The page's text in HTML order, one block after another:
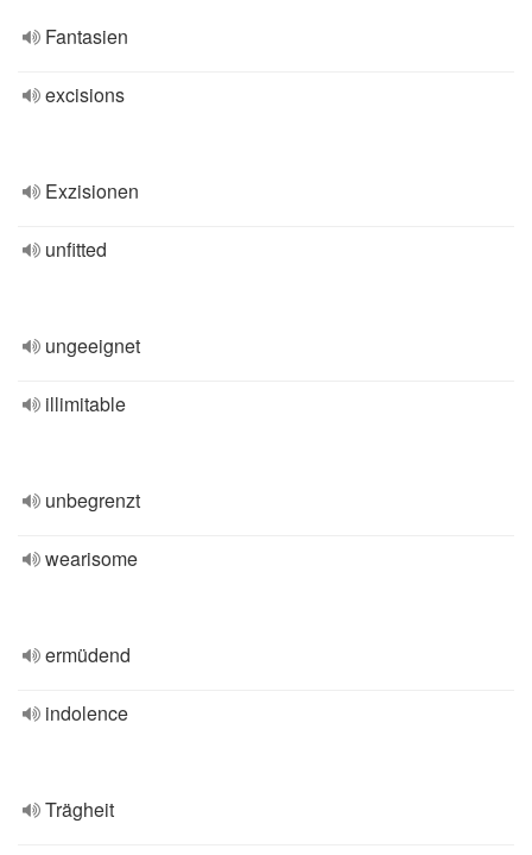
Fantasien
excisions
Exzisionen
unfitted
ungeeignet
illimitable
unbegrenzt
wearisome
ermüdend
indolence
Trägheit